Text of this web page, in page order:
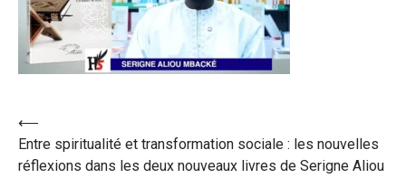
⟵
Entre spiritualité et transformation sociale : les nouvelles
réflexions dans les deux nouveaux livres de Serigne Aliou